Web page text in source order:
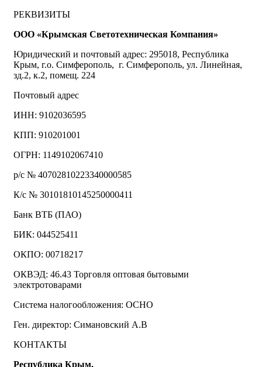
РЕКВИЗИТЫ
ООО «Крымская Светотехническая Компания»
Юридический и почтовый адрес: 295018, Республика
Крым, г.о. Симферополь, г. Симферополь, ул. Линейная,
зд.2, к.2, помещ. 224
Почтовый адрес
ИНН: 9102036595
КПП: 910201001
ОГРН: 1149102067410
р/с № 40702810223340000585
К/с № 30101810145250000411
Банк ВТБ (ПАО)
БИК: 044525411
ОКПО: 00718217
ОКВЭД: 46.43 Торговля оптовая бытовыми
электротоварами
Система налогообложения: ОСНО
Ген. директор: Симановский А.В
КОНТАКТЫ
Республика Крым,